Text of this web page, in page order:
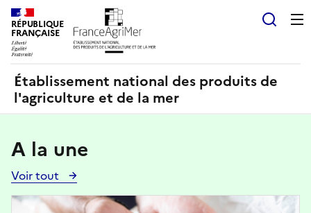
RÉPUBLIQUE
FRANÇAISE
Établissement national des produits de
l'agriculture et de la mer
A la une
Voir tout
Voir
toutes
les
Image
Panneau de gestion des cookies